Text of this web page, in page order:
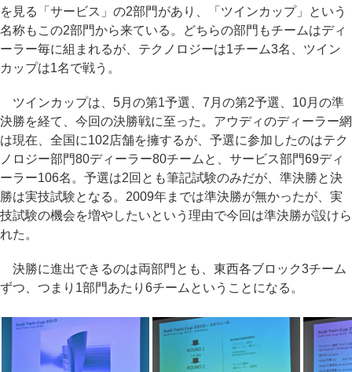
を見る「サービス」の2部門があり、「ツインカップ」という
名称もこの2部門から来ている。どちらの部門もチームはディ
ーラー毎に組まれるが、テクノロジーは1チーム3名、ツイン
カップは1名で戦う。
ツインカップは、5月の第1予選、7月の第2予選、10月の準
決勝を経て、今回の決勝戦に至った。アウディのディーラー網
は現在、全国に102店舗を擁するが、予選に参加したのはテク
ノロジー部門80ディーラー80チームと、サービス部門69ディ
ーラー106名。予選は2回とも筆記試験のみだが、準決勝と決
勝は実技試験となる。2009年までは準決勝が無かったが、実
技試験の機会を増やしたいという理由で今回は準決勝が設けら
れた。
決勝に進出できるのは両部門とも、東西各ブロック3チーム
ずつ、つまり1部門あたり6チームということになる。